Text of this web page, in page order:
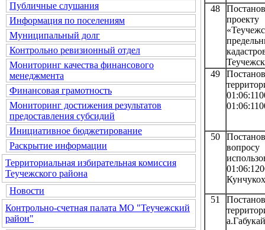
Публичные слушания
Информация по поселениям
Муниципальный долг
Контрольно ревизионный отдел
Мониторинг качества финансового
менеджмента
Финансовая грамотность
Мониторинг достижения результатов
предоставления субсидий
Инициативное бюджетирование
Раскрытие информации
Территориальная избирательная комиссия
Теучежского района
Новости
Контрольно-счетная палата МО "Теучежский
район"
48
49
50
51